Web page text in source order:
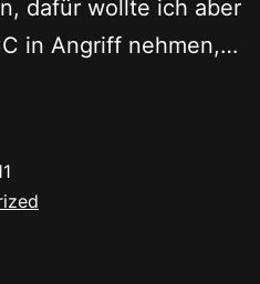
dafür wollte ich aber
in Angriff nehmen,…